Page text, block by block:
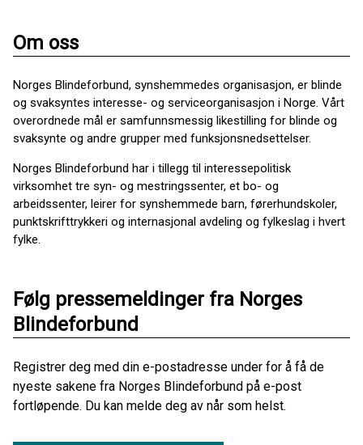
Om oss
Norges Blindeforbund, synshemmedes organisasjon, er blinde
og svaksyntes interesse- og serviceorganisasjon i Norge. Vårt
overordnede mål er samfunnsmessig likestilling for blinde og
svaksynte og andre grupper med funksjonsnedsettelser.
Norges Blindeforbund har i tillegg til interessepolitisk
virksomhet tre syn- og mestringssenter, et bo- og
arbeidssenter, leirer for synshemmede barn, førerhundskoler,
punktskrifttrykkeri og internasjonal avdeling og fylkeslag i hvert
fylke.
Følg pressemeldinger fra Norges
Blindeforbund
Registrer deg med din e-postadresse under for å få de
nyeste sakene fra Norges Blindeforbund på e-post
fortløpende. Du kan melde deg av når som helst.